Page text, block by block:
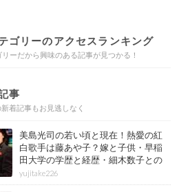
ゴリーのアクセスランキング
ーだから興味のある記事が見つかる！
事
着記事もお見逃しなく
美島光司の若い頃と現在！熱愛の紅
白歌手は藤あや子？嫁と子供・早稲
田大学の学歴と経歴・細木数子との
確執もまとめ
yujitake226